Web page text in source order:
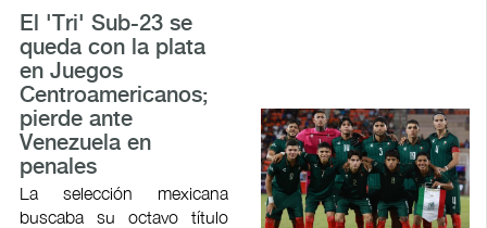
El 'Tri' Sub-23 se
queda con la plata
en Juegos
Centroamericanos;
pierde ante
Venezuela en
penales
La selección mexicana
buscaba su octavo título